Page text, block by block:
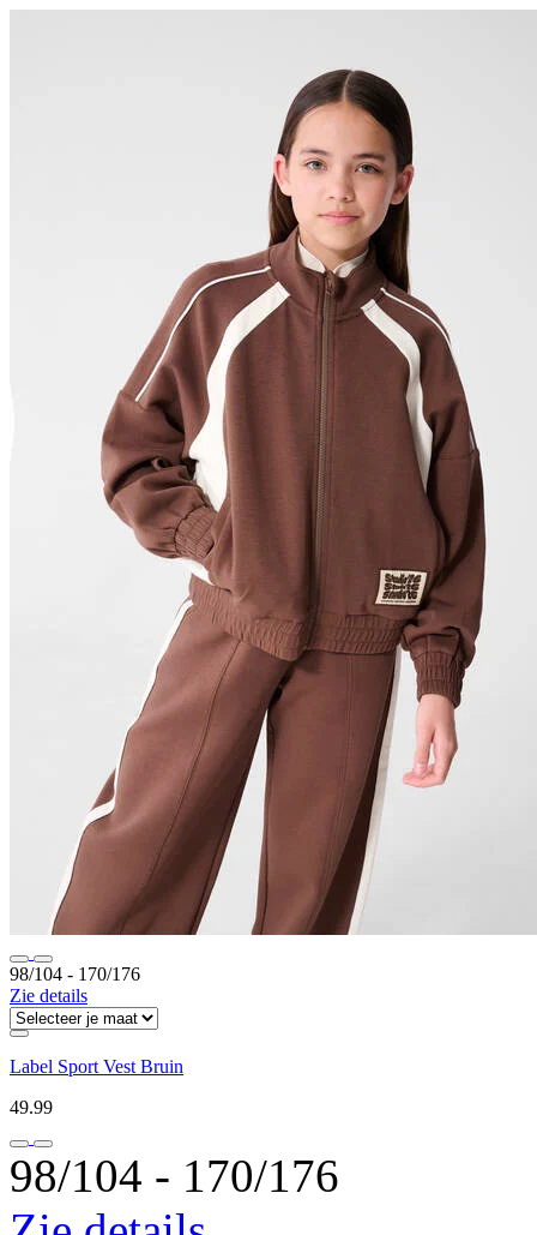
98/104 ‐ 170/176
Zie details
Label Sport Vest Bruin
49.99
98/104 ‐ 170/176